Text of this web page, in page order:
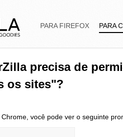
PARA FIREFOX PARA
precisa de
os sites"?
você pode ver o seguinte